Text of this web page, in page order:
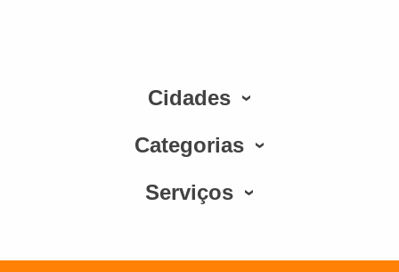
Cidades
Categorias
Serviços